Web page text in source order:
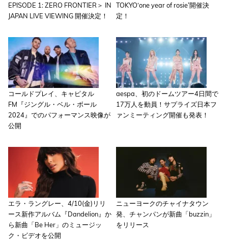
EPISODE 1: ZERO FRONTIER＞ IN
JAPAN LIVE VIEWING 開催決定！
TOKYO‘one year of rosie’開催決
定！
コールドプレイ、キャピタル
FM『ジングル・ベル・ボール
2024』でのパフォーマンス映像が
公開
aespa、初のドームツアー4日間で
17万人を動員！サプライズ日本フ
ァンミーティング開催も発表！
エラ・ラングレー、4/10(金)リリ
ース新作アルバム『Dandelion』か
ら新曲「Be Her」のミュージッ
ク・ビデオを公開
ニューヨークのチャイナタウン
発、チャンパンが新曲「buzzin」
をリリース